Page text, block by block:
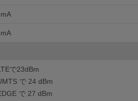
で23dBm
で 24 dBm
で 27 dBm